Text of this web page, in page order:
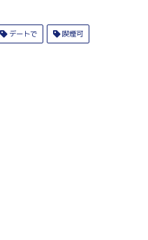
デートで 喫煙可